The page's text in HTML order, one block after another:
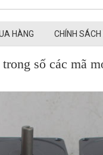
HÀNG CHÍNH
số các mã